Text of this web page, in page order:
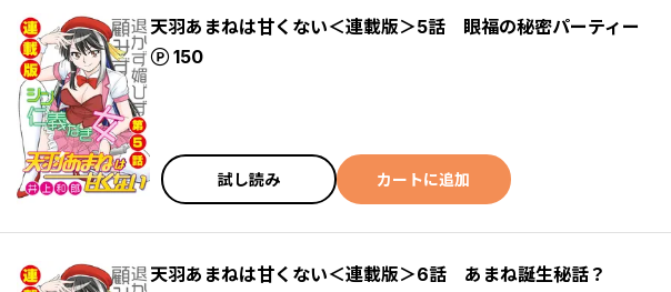
天羽あまねは甘くない＜連載版＞5話 眼福の秘密パーティー
150
ポイント
試し読み カートに追加
天羽あまねは甘くない＜連載版＞6話 あまね誕生秘話？